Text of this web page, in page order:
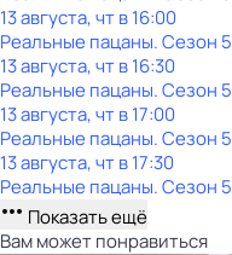
13 августа, чт в 16:00
Реальные пацаны. Сезон 5
13 августа, чт в 16:30
Реальные пацаны. Сезон 5
13 августа, чт в 17:00
Реальные пацаны. Сезон 5
13 августа, чт в 17:30
Реальные пацаны. Сезон 5
Показать ещё
Вам может понравиться